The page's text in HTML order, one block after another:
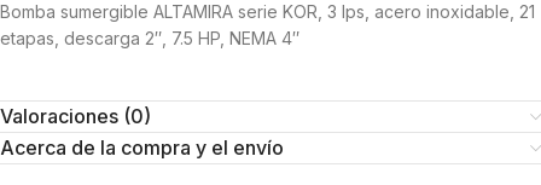
Bomba sumergible ALTAMIRA serie KOR, 3 lps, acero inoxidable, 21
etapas, descarga 2″, 7.5 HP, NEMA 4″
Valoraciones (0)
Acerca de la compra y el envío